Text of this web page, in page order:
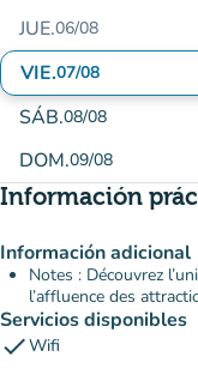
JUE.06/08
VIE.07/08
SÁB.08/08
DOM.09/08
Información
Información adicional
Notes : Découvrez
l’affluence des
Servicios disponibles
checkWifi